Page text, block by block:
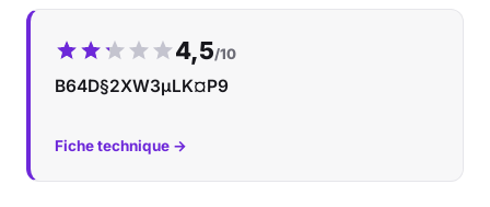
Notre note :
4,5/10
B64D§2XW3µLK¤P9
Fiche technique →